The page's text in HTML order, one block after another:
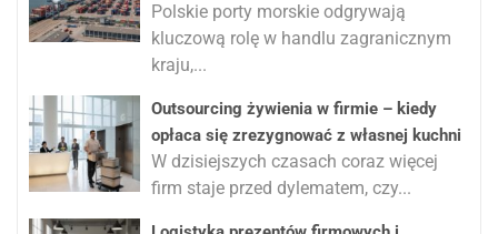
Polskie porty morskie odgrywają
kluczową rolę w handlu zagranicznym
kraju,...
Outsourcing żywienia w firmie – kiedy
opłaca się zrezygnować z własnej kuchni
W dzisiejszych czasach coraz więcej
firm staje przed dylematem, czy...